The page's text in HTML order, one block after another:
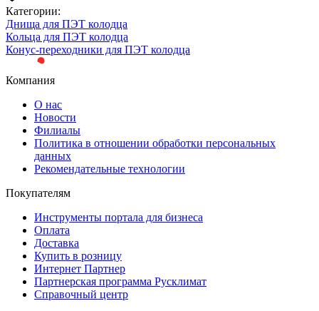
Категории:
Днища для ПЭТ колодца
Кольца для ПЭТ колодца
Конус-переходники для ПЭТ колодца
Компания
О нас
Новости
Филиалы
Политика в отношении обработки персональных
данных
Рекомендательные технологии
Покупателям
Инструменты портала для бизнеса
Оплата
Доставка
Купить в розницу
Интернет Партнер
Партнерская программа Русклимат
Справочный центр